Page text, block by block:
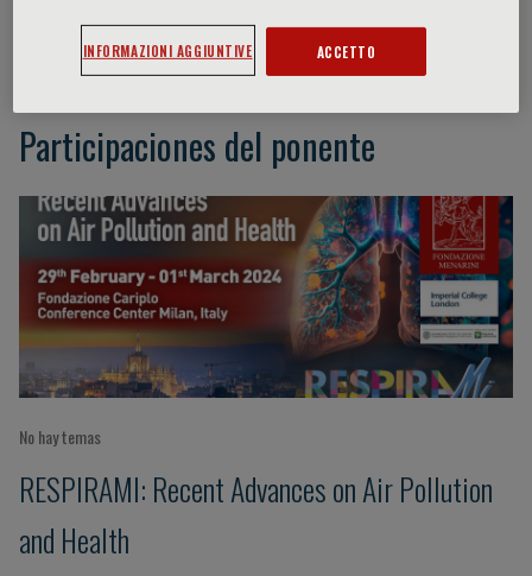
G. Sala
Participaciones del ponente
No hay temas
RESPIRAMI: Recent Advances on Air Pollution
and Health
INFORMAZIONI AGGIUNTIVE ACCETTO